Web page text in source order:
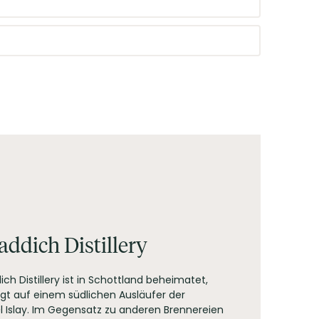
Heidekraut und Grasnelke begleitet
(Großes Gold, Gold, Silber)
Distillery
Distillery ist in Schottland beheimatet,
auf einem südlichen Ausläufer der
Islay. Im Gegensatz zu anderen Brennereien